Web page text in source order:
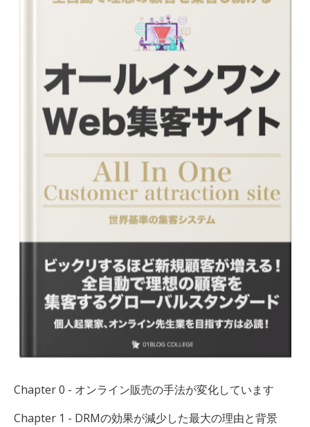
Chapter 0 - オンライン販売の手法が変化しています
Chapter 1 - DRMの効果が減少した最大の理由と背景